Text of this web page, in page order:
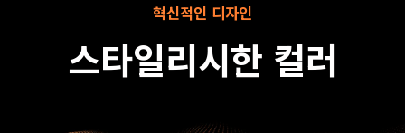
혁신적인 디자인
스타일리시한 컬러